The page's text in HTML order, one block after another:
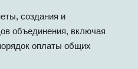
создания и
объединения, включая
оплаты общих